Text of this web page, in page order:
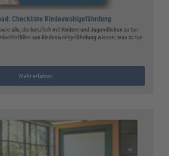
Checkliste Kindeswohlgefährdung
alle, die beruflich mit Kindern und Jugendlichen zu tun
von Kindeswohlgefährdung wissen, was zu tun
Mehr erfahren